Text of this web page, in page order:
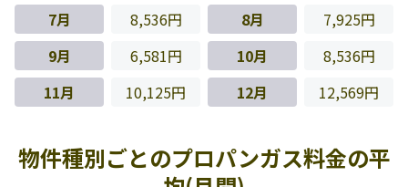
7月
8,536円 8月
7,925円
9月
6,581円 10月
8,536円
11月
10,125円 12月 12,569円
物件種別ごとのプロパンガス料金の平